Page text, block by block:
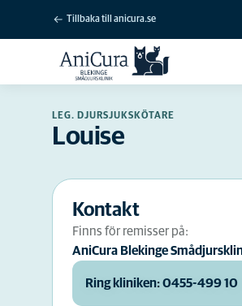
Tillbaka till anicura.se
LEG. DJURSJUKSKÖTARE
Louise
Kontakt
Finns för remisser på:
AniCura Blekinge
Ring kliniken: 0455-499 10